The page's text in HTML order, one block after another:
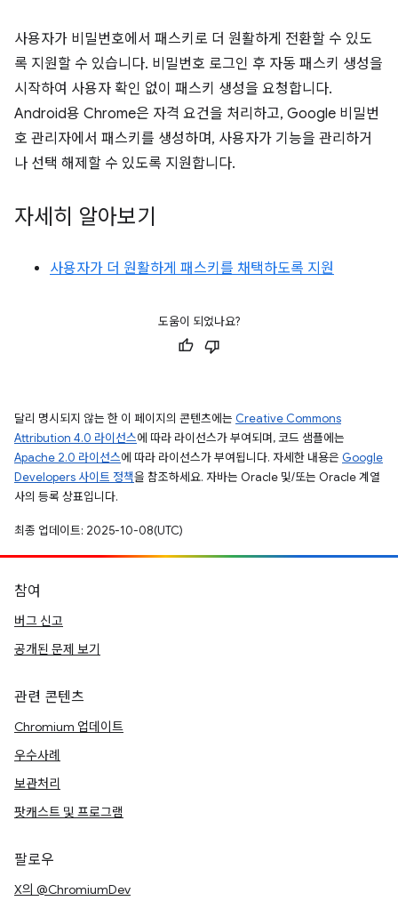
사용자가 비밀번호에서 패스키로 더 원활하게 전환할 수 있도
록 지원할 수 있습니다. 비밀번호 로그인 후 자동 패스키 생성을
시작하여 사용자 확인 없이 패스키 생성을 요청합니다.
Android용 Chrome은 자격 요건을 처리하고, Google 비밀번
호 관리자에서 패스키를 생성하며, 사용자가 기능을 관리하거
나 선택 해제할 수 있도록 지원합니다.
자세히 알아보기
사용자가 더 원활하게 패스키를 채택하도록 지원
도움이 되었나요?
달리 명시되지 않는 한 이 페이지의 콘텐츠에는 Creative Commons
Attribution 4.0 라이선스에 따라 라이선스가 부여되며, 코드 샘플에는
Apache 2.0 라이선스에 따라 라이선스가 부여됩니다. 자세한 내용은 Google
Developers 사이트 정책을 참조하세요. 자바는 Oracle 및/또는 Oracle 계열
사의 등록 상표입니다.
최종 업데이트: 2025-10-08(UTC)
참여
버그 신고
공개된 문제 보기
관련 콘텐츠
Chromium 업데이트
우수사례
보관처리
팟캐스트 및 프로그램
팔로우
X의 @ChromiumDev